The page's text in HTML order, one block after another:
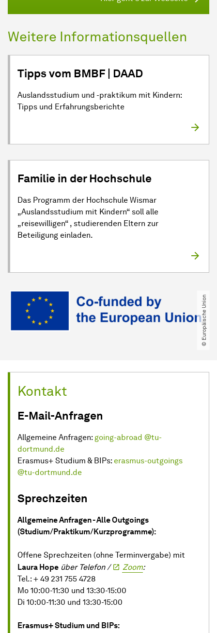
Weitere Informationsquellen
Tipps vom BMBF | DAAD
Auslandsstudium und -praktikum mit Kindern:
Tipps und Erfahrungsberichte
Familie in der Hochschule
Das Programm der Hochschule Wismar
„Auslandsstudium mit Kindern“ soll alle
„reisewilligen“ , studierenden Eltern zur
Beteiligung einladen.
© Europäische Union
Kontakt
E-Mail-Anfragen
Allgemeine Anfragen: going-abroad @tu-
dortmund.de
Erasmus+ Studium & BIPs: erasmus-outgoings
@tu-dortmund.de
Sprechzeiten
Allgemeine Anfragen - Alle Outgoings
(Studium/Praktikum/Kurzprogramme):
Offene Sprechzeiten (ohne Terminvergabe) mit
Laura Hope über Telefon / Zoom:
Tel.: + 49 231 755 4728
Mo 10:00-11:30 und 13:30-15:00
Di 10:00-11:30 und 13:30-15:00
Erasmus+ Studium und BIPs: